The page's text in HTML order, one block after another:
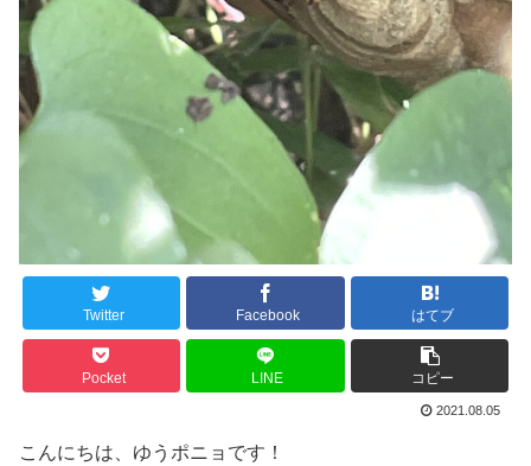
Twitter Facebook はてブ
Pocket LINE コピー
2021.08.05
こんにちは、ゆうポニョです！